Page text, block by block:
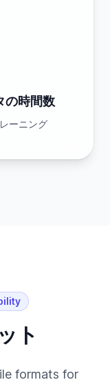
の時間数
ーニング
ト
formats for